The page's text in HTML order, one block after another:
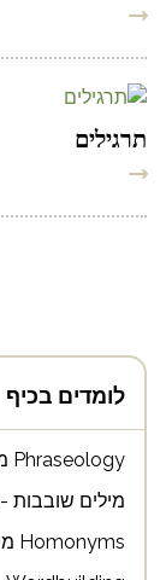
תרגילים
לומדים בכיף
Phraseology מטבעות לשון
מילים שובבות - Confusing words
Homonyms מילים מתחפשות